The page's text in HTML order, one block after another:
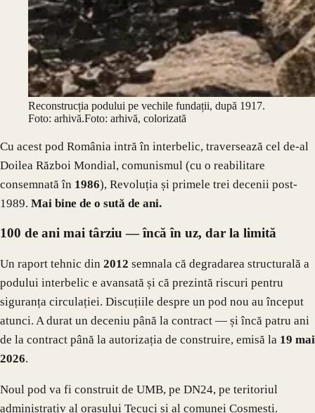
Reconstrucția podului pe vechile fundații, după 1917.
Foto: arhivă.Foto: arhivă, colorizată
Cu acest pod România intră în interbelic, traversează cel de-al
Doilea Război Mondial, comunismul (cu o reabilitare
consemnată în 1986), Revoluția și primele trei decenii post-
1989. Mai bine de o sută de ani.
100 de ani mai târziu — încă în uz, dar la limită
Un raport tehnic din 2012 semnala că degradarea structurală a
podului interbelic e avansată și că prezintă riscuri pentru
siguranța circulației. Discuțiile despre un pod nou au început
atunci. A durat un deceniu până la contract — și încă patru ani
de la contract până la autorizația de construire, emisă la 19 mai
2026.
Noul pod va fi construit de UMB, pe DN24, pe teritoriul
administrativ al orașului Tecuci și al comunei Cosmești.